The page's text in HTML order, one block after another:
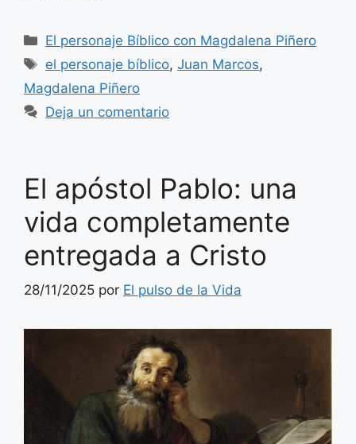
Categorías
El personaje Bíblico con Magdalena Piñero
Etiquetas
el personaje bíblico,Juan Marcos,
Magdalena Piñero
Deja un comentario
El apóstol Pablo: una
vida completamente
entregada a Cristo
28/11/2025 por El pulso de la Vida